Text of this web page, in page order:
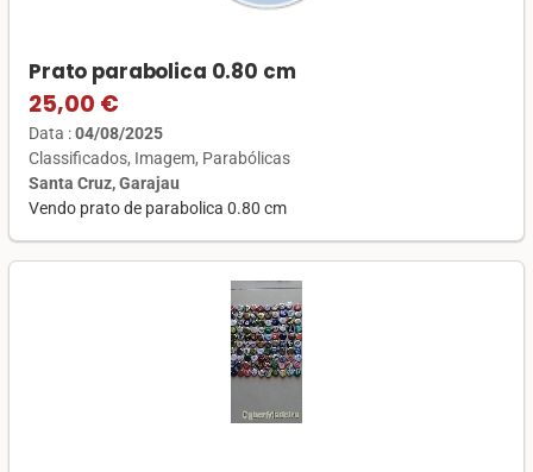
Prato parabolica 0.80 cm
25,00 €
Data :04/08/2025
Classificados Imagem Parabólicas
Santa Cruz, Garajau
Vendo prato de parabolica 0.80 cm